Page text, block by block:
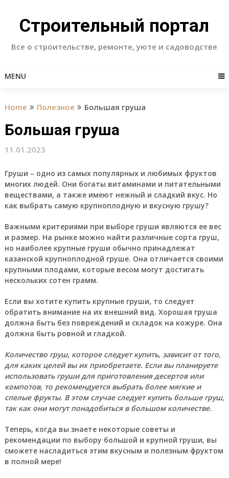
contentСтроительный портал
Все о строительстве, ремонте, уюте и садоводстве
MENU
Home Полезное Большая груша
Большая груша
11.01.2023
Груши – одно из самых популярных и любимых фруктов
многих людей. Они богаты витаминами и питательными
веществами, а также имеют нежный и сладкий вкус. Но
как выбрать самую крупноплодную и вкусную грушу?
Важными критериями при выборе груши являются ее вес
и размер. На рынке можно найти различные сорта груш,
но наиболее крупные груши обычно принадлежат
казанской крупноплодной груше. Она отличается своими
крупными плодами, которые весом могут достигать
нескольких сотен грамм.
Если вы хотите купить крупные груши, то следует
обратить внимание на их внешний вид. Хорошая груша
должна быть без повреждений и складок на кожуре. Она
должна быть ровной и гладкой.
Количество груш, которое следует купить, зависит от того,
для каких целей вы их приобретаете. Если вы планируете
использовать груши для приготовления десертов или
компотов, то рекомендуется выбрать более мягкие и
спелые фрукты. В этом случае следует купить больше груш,
так как они могут понадобиться в большом количестве.
Теперь, когда вы знаете некоторые советы и
рекомендации по выбору большой и крупной груши, вы
сможете насладиться этим вкусным и полезным фруктом
в полной мере!